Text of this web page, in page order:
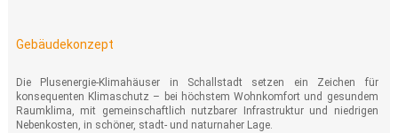
Gebäudekonzept
Die Plusenergie-Klimahäuser in Schallstadt setzen ein Zeichen für
konsequenten Klimaschutz – bei höchstem Wohnkomfort und gesundem
Raumklima, mit gemeinschaftlich nutzbarer Infrastruktur und niedrigen
Nebenkosten, in schöner, stadt- und naturnaher Lage.